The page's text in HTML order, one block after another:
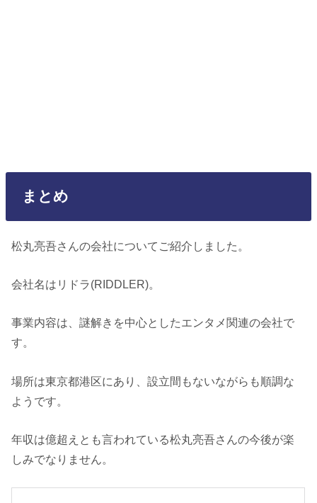
まとめ
松丸亮吾さんの会社についてご紹介しました。
会社名はリドラ(RIDDLER)。
事業内容は、謎解きを中心としたエンタメ関連の会社で
す。
場所は東京都港区にあり、設立間もないながらも順調な
ようです。
年収は億超えとも言われている松丸亮吾さんの今後が楽
しみでなりません。